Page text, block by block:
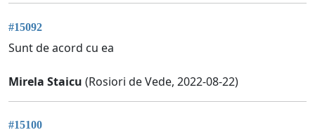
#15092
Sunt de acord cu ea
Mirela Staicu (Rosiori de Vede, 2022-08-22)
#15100